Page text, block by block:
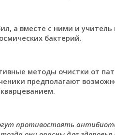
а вместе с ними и
бактерий.
методы очистки от
предполагают
противостоять